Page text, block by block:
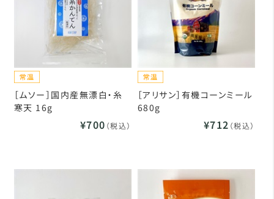
［ムソー］国内産無漂白・糸
寒天 16g
¥700 （税込）
［アリサン］有機コーンミール
680g
¥712 （税込）